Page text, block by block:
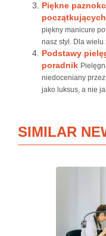
Piękne
początkujących
piękny manicure
nasz styl. Dla
Podstawy
poradnik
niedoceniany
jako luksus, a nie
SIMILAR